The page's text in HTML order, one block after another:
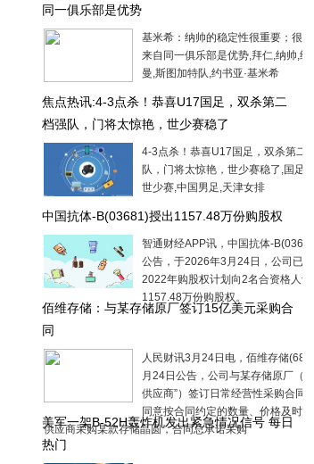
同一俱乐部是优势
基米希：纳帅的稳定性很重要；很多
来自同一俱乐部是优势,拜仁,纳帅,纳
曼,斯图加特队,约书亚·基米希
焦点热讯:4-3点杀！恭喜U17国足，双杀第二
档强队，门将太惊艳，世少赛稳了
4-3点杀！恭喜U17国足，双杀第二档
队，门将太惊艳，世少赛稳了,国足,
世少赛,中国男足,天津女排
中国抗体-B(03681)授出1157.48万份购股权
智通财经APP讯，中国抗体-
公告，于2026年3月24日，公司已根
2022年购股权计划向2名合资格人士
1157.48万份购股权。
佰维存储：与某存储原厂签订15亿美元采购合
同
人民财讯3月24日电，佰维存储
月24日公告，公司与某存储原厂（简
供应商”）签订日常经营性采购合同，
同意按合同约定的数量、价格及时间
供应商采购某款存储晶圆，合同总承诺采购
美军一架B-52H轰炸机发出紧急情况信号 每日
热门